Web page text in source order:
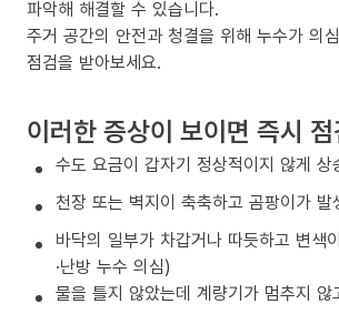
파악해 해결할 수 있습니다.
주거 공간의 안전과 청결을 위해 누수가 의
점검을 받아보세요.
이러한 증상이 보이면 즉시
수도 요금이 갑자기 정상적이지 않게 상
천장 또는 벽지이 축축하고 곰팡이가 발
바닥의 일부가 차갑거나 따듯하고 변색
·난방 누수 의심)
물을 틀지 않았는데 계량기가 멈추지 않